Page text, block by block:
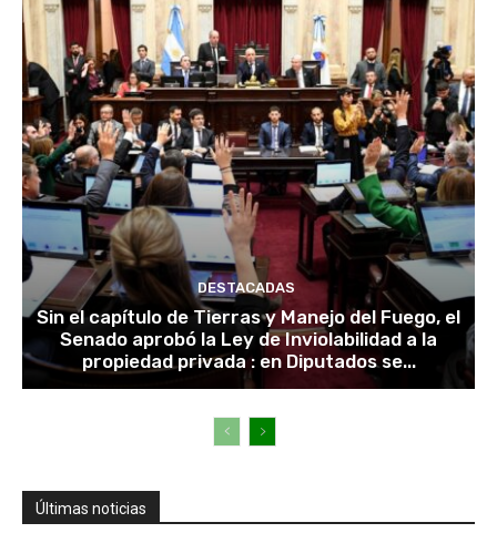
DESTACADAS
Sin el capítulo de Tierras y Manejo del Fuego, el
Senado aprobó la Ley de Inviolabilidad a la
propiedad privada : en Diputados se...
Últimas noticias